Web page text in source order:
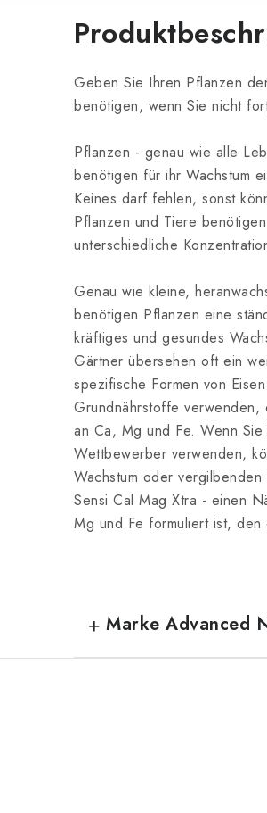
Geben Sie Ihren Pflanzen
benötigen, wenn Sie nicht
Pflanzen - genau wie alle
benötigen für ihr Wachstum
Keines darf fehlen, sonst
Pflanzen und Tiere
unterschiedliche
Genau wie kleine,
benötigen Pflanzen eine
kräftiges und gesundes
Gärtner übersehen oft ein
spezifische Formen von
Grundnährstoffe
an Ca, Mg und Fe. Wenn
Wettbewerber verwenden,
Wachstum oder vergilbenden
Sensi Cal Mag Xtra - einen
Mg und Fe formuliert ist, den
Marke Advanced